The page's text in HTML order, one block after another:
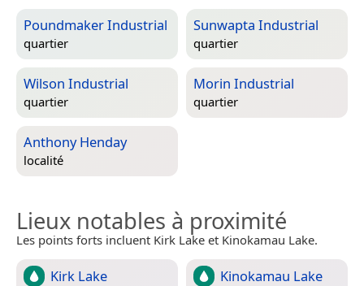
Poundmaker Industrial
quartier
Sunwapta Industrial
quartier
Wilson Industrial
quartier
Morin Industrial
quartier
Anthony Henday
localité
Lieux notables à proximité
Les points forts incluent Kirk Lake et Kinokamau Lake.
Kirk Lake Kinokamau Lake